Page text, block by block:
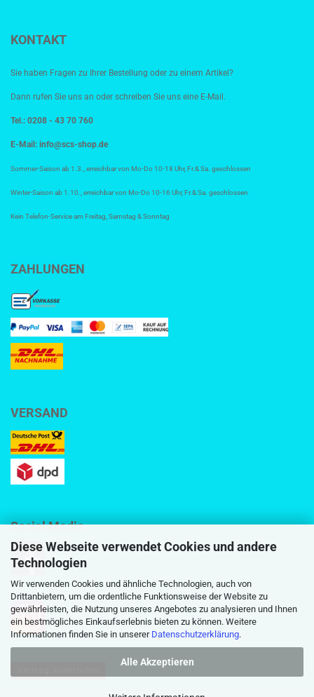
Diese Webseite verwendet Cookies und andere
Technologien
Wir verwenden Cookies und ähnliche Technologien, auch von
Drittanbietern, um die ordentliche Funktionsweise der Website zu
gewährleisten, die Nutzung unseres Angebotes zu analysieren und Ihnen
ein bestmögliches Einkaufserlebnis bieten zu können. Weitere
Informationen finden Sie in unserer Datenschutzerklärung.
Alle Akzeptieren
KONTAKT
Sie haben Fragen zu Ihrer Bestellung oder zu einem Artikel?
Dann rufen Sie uns an oder schreiben Sie uns eine E-Mail.
Tel.: 0208 - 43 70 760
E-Mail: info@scs-shop.de
Sommer-Saison ab 1.3., erreichbar von Mo-Do 10-18 Uhr, Fr.& Sa. geschlossen
Winter-Saison ab 1.10., erreichbar von Mo-Do 10-16 Uhr, Fr.& Sa. geschlossen
Kein Telefon-Service am Freitag, Samstag & Sonntag
ZAHLUNGEN
VERSAND
Social Media